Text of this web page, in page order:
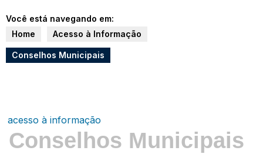
Você está navegando em:
Home
Acesso à Informação
Conselhos Municipais
acesso à informação
Conselhos Municipais